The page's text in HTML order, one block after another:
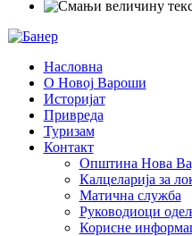
Насловна
О Новој Вароши
Историјат
Привреда
Туризам
Контакт
Општина Нова
Калцеларија за
Матична служба
Руководиоци
Корисне